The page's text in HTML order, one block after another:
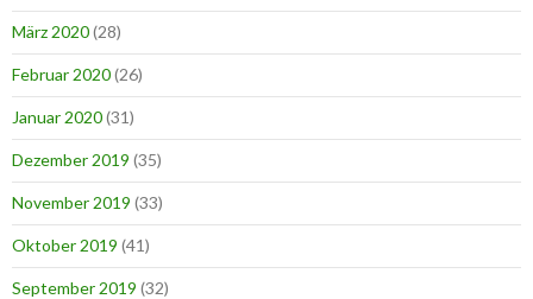
März 2020(28)
Februar 2020(26)
Januar 2020(31)
Dezember 2019 (35)
November 2019 (33)
Oktober 2019 (41)
September 2019 (32)